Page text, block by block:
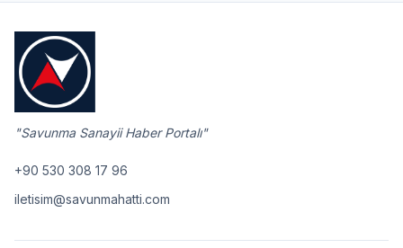
"Savunma Sanayii Haber Portalı"
+90 530 308 17 96
iletisim@savunmahatti.com